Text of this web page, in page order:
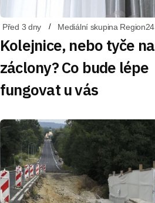
Před 3 dny Mediální skupina Region24
Kolejnice, nebo tyče na
záclony? Co bude lépe
fungovat u vás